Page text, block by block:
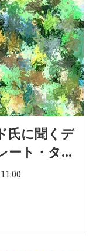
氏に聞くデ
ート・ター